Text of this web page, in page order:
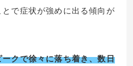
で症状が強めに出る傾向が
クで徐々に落ち着き、数日